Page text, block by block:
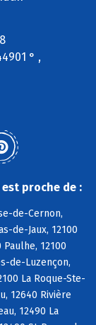
° ,
proche de :
de-Cernon,
de-Jaux, 12100
Paulhe, 12100
de-Luzençon,
La Roque-Ste-
12640 Rivière
12490 La